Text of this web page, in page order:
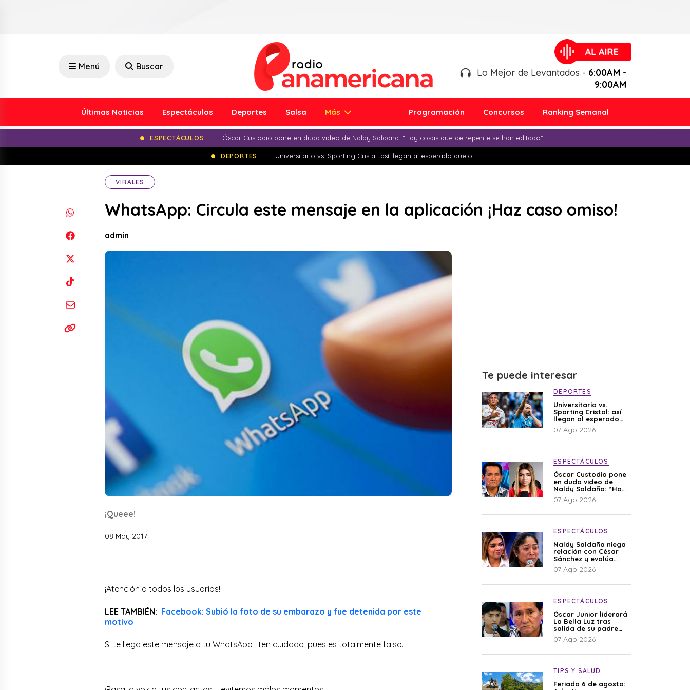
Menú Buscar
Lo Mejor de Levantados - 6:00AM -
9:00AM
Últimas Noticias Espectáculos Deportes Salsa Más Programación Concursos Ranking Semanal
ESPECTÁCULOS Óscar Custodio pone en duda video de Naldy Saldaña: “Hay cosas que de repente se han editado”
DEPORTES Universitario vs. Sporting Cristal: así llegan al esperado duelo
VIRALES
WhatsApp: Circula este mensaje en la aplicación ¡Haz caso omiso!
admin
¡Queee!
08 May 2017
¡Atención a todos los usuarios!
LEE TAMBIÉN: Facebook: Subió la foto de su embarazo y fue detenida por este
motivo
Si te llega este mensaje a tu WhatsApp , ten cuidado, pues es totalmente falso.
Te puede interesar
DEPORTES
Universitario vs.
Sporting Cristal: así
llegan al esperado
duelo
07 Ago 2026
ESPECTÁCULOS
Óscar Custodio pone
en duda video de
Naldy Saldaña: “Hay
cosas que de repente
se han editado”
07 Ago 2026
ESPECTÁCULOS
Naldy Saldaña niega
relación con César
Sánchez y evalúa
denunciar a su
esposa: “Es una
07 Ago 2026
ESPECTÁCULOS
Óscar Junior liderará
La Bella Luz tras
salida de su padre
por polémica con
Naldy Saldaña
07 Ago 2026
TIPS Y SALUD
Feriado 6 de agosto: